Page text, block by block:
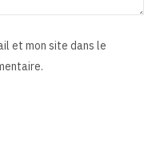
et mon site dans le